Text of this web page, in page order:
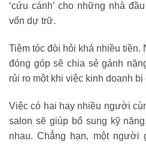
‘cứu cánh’ cho những nhà
vốn dự trữ.
Tiệm tóc đòi hỏi khá nhiều
đóng góp sẽ chia sẻ gánh
rủi ro một khi việc kinh doanh bị
Việc có hai hay nhiều người
salon sẽ giúp bổ sung kỹ
nhau. Chẳng hạn, một người